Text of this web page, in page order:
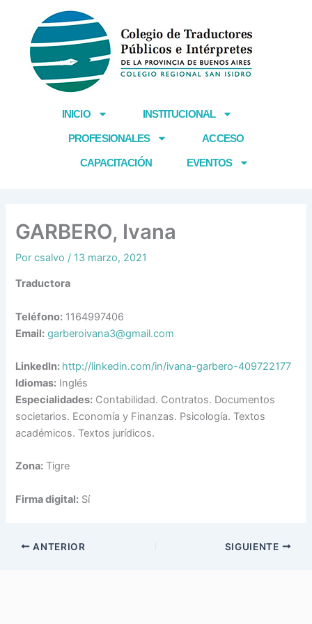
contenido
INICIO INSTITUCIONAL
PROFESIONALES ACCESO
CAPACITACIÓN EVENTOS
GARBERO, Ivana
Porcsalvo / 13 marzo, 2021
Traductora
Teléfono: 1164997406
Email: garberoivana3@gmail.com
LinkedIn: http://linkedin.com/in/ivana-garbero-409722177
Idiomas: Inglés
Especialidades: Contabilidad. Contratos. Documentos
societarios. Economía y Finanzas. Psicología. Textos
académicos. Textos jurídicos.
Zona: Tigre
Firma digital: Sí
ANTERIOR SIGUIENTE